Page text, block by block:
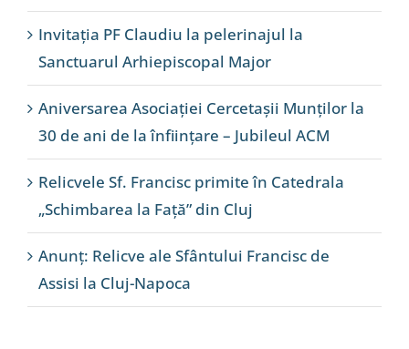
Invitația PF Claudiu la pelerinajul la
Sanctuarul Arhiepiscopal Major
Aniversarea Asociației Cercetașii Munților la
30 de ani de la înființare – Jubileul ACM
Relicvele Sf. Francisc primite în Catedrala
„Schimbarea la Față” din Cluj
Anunț: Relicve ale Sfântului Francisc de
Assisi la Cluj-Napoca